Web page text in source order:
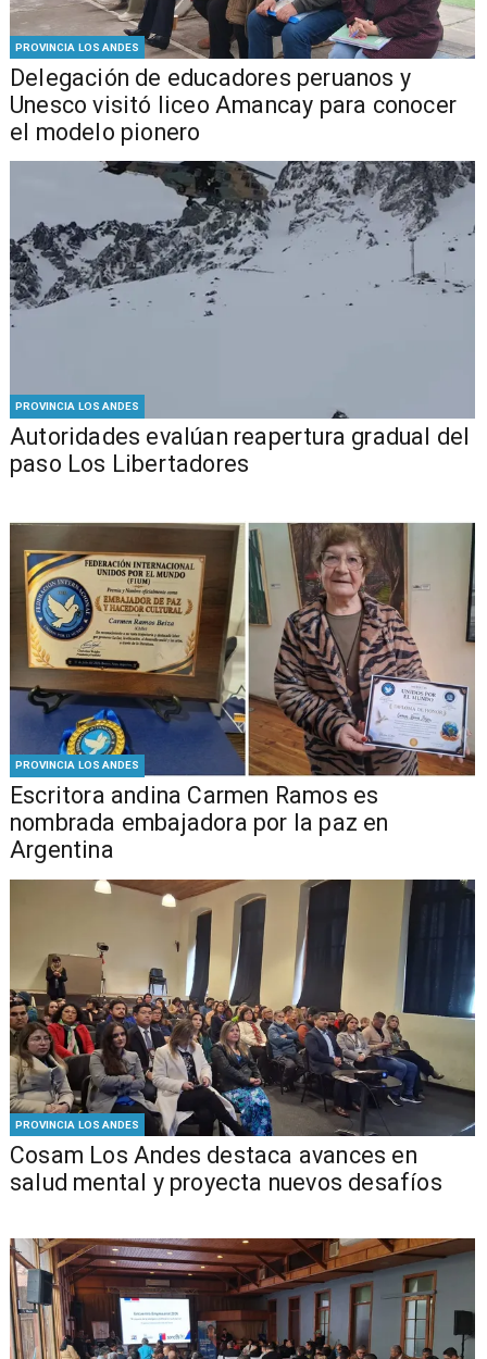
PROVINCIA LOS ANDES
Delegación de educadores peruanos y
Unesco visitó liceo Amancay para conocer
el modelo pionero
PROVINCIA LOS ANDES
​​Autoridades evalúan reapertura gradual del
paso Los Libertadores
PROVINCIA LOS ANDES
Escritora andina Carmen Ramos es
nombrada embajadora por la paz en
Argentina
PROVINCIA LOS ANDES
Cosam Los Andes destaca avances en
salud mental y proyecta nuevos desafíos